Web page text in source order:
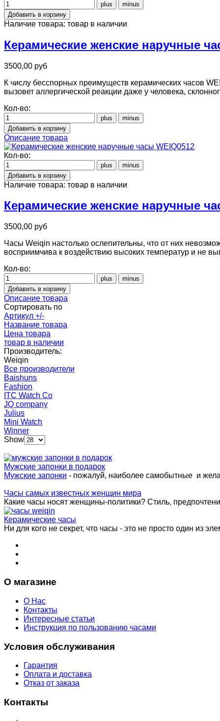
Наличие товара: товар в наличии
Керамические женские наручные
3500,00 руб
К числу бесспорных преимуществ керамических часов
вызовет аллергической реакции даже у человека,
Кол-во:
Описание товара
Кол-во:
Наличие товара: товар в наличии
Керамические женские наручные
3500,00 руб
Часы Weiqin настолько ослепительны, что от них
восприимчива к воздействию высоких температур и не
Кол-во:
Описание товара
Сортировать по
Артикул +/-
Название товара
Цена товара
товар в наличии
Производитель:
Weiqin
Все производители
Baishuns
Fashion
ITC Watch Co
JQ company
Julius
Mini Watch
Winner
Show
Мужские запонки в подарок
Мужские запонки - пожалуй, наиболее самобытные и
Часы самых известных женщин мира
Какие часы носят женщины-политики? Стиль,
Керамические часы
Ни для кого не секрет, что часы - это не просто один из
О магазине
О Нас
Контакты
Интересные статьи
Инструкция по пользованию часами
Условия обслуживания
Гарантия
Оплата и доставка
Отказ от заказа
Контакты